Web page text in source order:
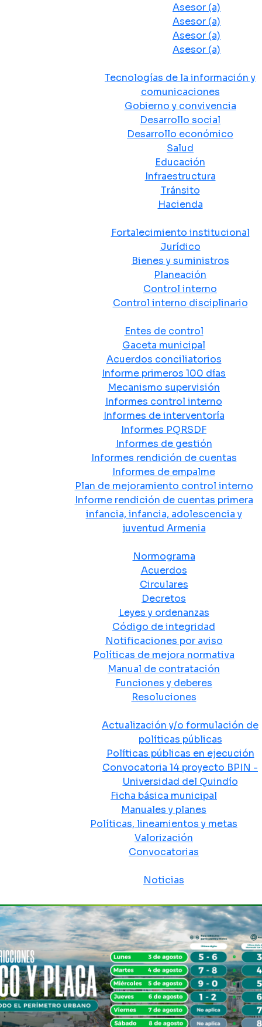
Asesor (a)
Asesor (a)
Asesor (a)
Asesor (a)
Tecnologías de la información y
comunicaciones
Gobierno y convivencia
Desarrollo social
Desarrollo económico
Salud
Educación
Infraestructura
Tránsito
Hacienda
Fortalecimiento institucional
Jurídico
Bienes y suministros
Planeación
Control interno
Control interno disciplinario
Entes de control
Gaceta municipal
Acuerdos conciliatorios
Informe primeros 100 días
Mecanismo supervisión
Informes control interno
Informes de interventoría
Informes PQRSDF
Informes de gestión
Informes rendición de cuentas
Informes de empalme
Plan de mejoramiento control interno
Informe rendición de cuentas primera
infancia, infancia, adolescencia y
juventud Armenia
Normograma
Acuerdos
Circulares
Decretos
Leyes y ordenanzas
Código de integridad
Notificaciones por aviso
Políticas de mejora normativa
Manual de contratación
Funciones y deberes
Resoluciones
Actualización y/o formulación de
políticas públicas
Políticas públicas en ejecución
Convocatoria 14 proyecto BPIN -
Universidad del Quindío
Ficha básica municipal
Manuales y planes
Políticas, lineamientos y metas
Valorización
Convocatorias
Noticias